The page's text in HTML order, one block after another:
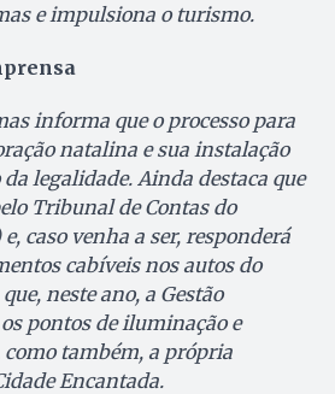
e impulsiona o turismo.
informa que o processo para
natalina e sua instalação
legalidade. Ainda destaca que
Tribunal de Contas do
caso venha a ser, responderá
cabíveis nos autos do
neste ano, a Gestão
pontos de iluminação e
também, a própria
Encantada.